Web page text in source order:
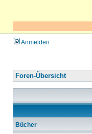
Anmelden
Foren-Übersicht
Bücher